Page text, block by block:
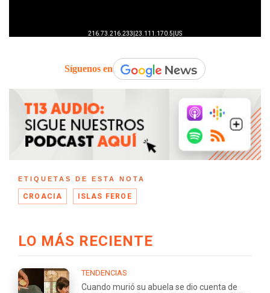
Síguenos en
ETIQUETAS DE ESTA NOTA
CROACIA ISLAS FEROE
LO MÁS RECIENTE
TENDENCIAS
Cuando murió su abuela se dio cuenta de